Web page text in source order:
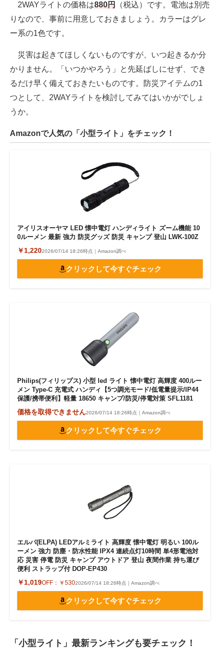
2WAYライトの価格は880円 （税込）です。電池は別売
りなので、事前に用意しておきましょう。カラーはグレ
ー系の1色です。
災害は起きてほしくないものですが、いつ起きるか分
かりません。「いつかやろう」と先延ばしにせず、でき
るだけ早く備えておきたいものです。防災アイテムの1
つとして、2WAYライトを検討してみてはいかがでしょ
うか。
Amazonで人気の「小型ライト」をチェック！
アイリスオーヤマ LED 懐中電灯 ハンディライト ズーム機能 10
0ルーメン 最新 強力 防災グッズ 防災 キャンプ 登山 LWK-100Z
￥1,2202026/07/14 18:26時点｜Amazon調べ
クリックして今すぐチェック
Philips(フィリップス) 小型 led ライト 懐中電灯 高輝度 400ルー
メン Type-C 充電式 ハンディ【5つ調光モード/低電量提示/IP44
保護/携帯便利】軽量 18650 キャンプ/防災/停電対策 SFL1181
価格を取得できません2026/07/14 18:26時点｜Amazon調べ
クリックして今すぐチェック
エルパ(ELPA) LEDアルミライト 高輝度 懐中電灯 明るい 100ル
ーメン 強力 防塵・防水性能 IPX4 連続点灯10時間 単4形電池対
応 災害 停電 防災 キャンプ アウトドア 登山 夜間作業 持ち運び
便利 ストラップ付 DOP-EP430
￥1,019OFF： ￥5302026/07/14 18:26時点｜Amazon調べ
クリックして今すぐチェック
「小型ライト」最新ランキングも要チェック！